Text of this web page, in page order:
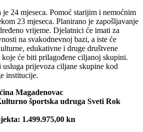
24 mjeseca. Pomoć starijim i nemoćnim
23 mjeseca. Planirano je zapošljavanje
vrijeme. Djelatnici će imati za
na svakodnevnoj bazi, a iste će
edukativne i druge društvene
će biti prilagođene ciljanoj skupini.
usluga prijevoza ciljane skupine kod
institucije.
Magadenovac
športska udruga Sveti Rok
1.499.975,00 kn